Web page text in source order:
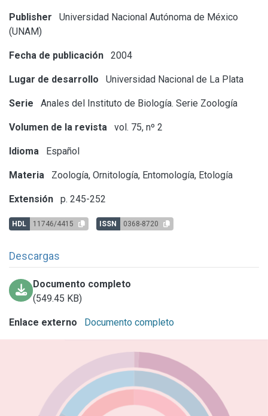
Publisher
Universidad Nacional Autónoma de México
(UNAM)
Fecha de publicación 2004
Lugar de desarrollo Universidad Nacional de La Plata
Serie Anales del Instituto de Biología. Serie Zoología
Volumen de la revista vol. 75, nº 2
Idioma Español
Materia Zoología, Ornitología, Entomología, Etología
Extensión p. 245-252
HDL 11746/4415 ISSN 0368-8720
Descargas
Documento completo
(549.45 KB)
Enlace externo Documento completo